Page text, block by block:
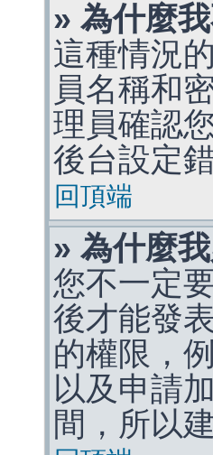
» 為什麼
這種情況
員名稱和
理員確認
後台設定
回頂端
» 為什麼
您不一定
後才能發
的權限，
以及申請
間，所以